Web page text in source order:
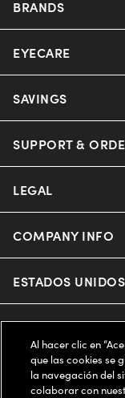
BRANDS
Nuance Audio
Ray-Ban
Miu Miu
Prada
Michael Kors
Coach
EYECARE
Our Eyeglasses
Our Sunglasses
Eyewear Trends
Our Lenses
Schedule an Eye
SAVINGS
Offers & Discount
Insurance
AARP Members
SUPPORT &
Help Center
Online Order Status
Frame Advisor
LEGAL
Privacy Policy
Terms of Use
Notice of Financial
Independent
COMPANY INFO
About us
Accessibility
Our Flagship Stores
ESTADOS
Buy now, pay
Al hacer clic en
que las cookies se
la navegación del
colaborar con